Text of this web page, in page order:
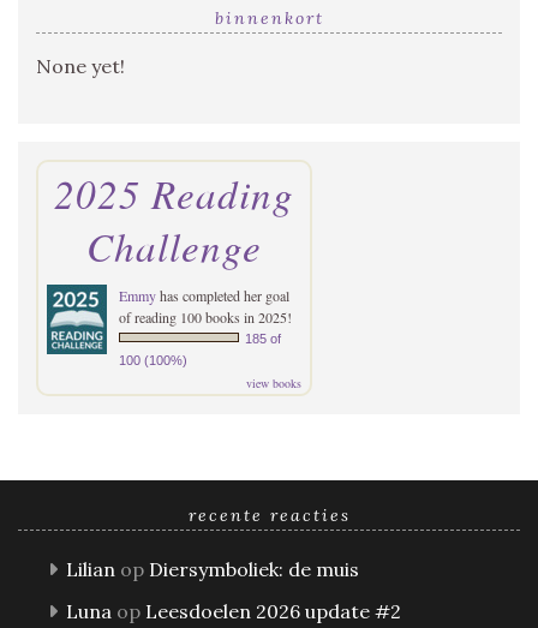
binnenkort
None yet!
2025 Reading
Challenge
Emmyhas completed her goal
of reading 100 books in 2025!
185 of
100 (100%)
view books
recente reacties
Lilian op Diersymboliek: de muis
Luna op Leesdoelen 2026 update #2